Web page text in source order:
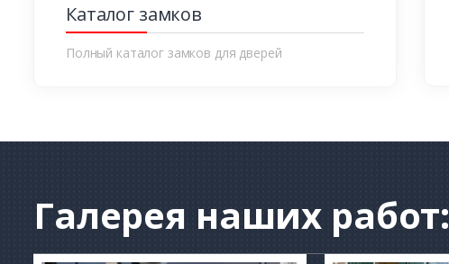
Каталог замков
Полный каталог замков для дверей
Галерея наших работ: